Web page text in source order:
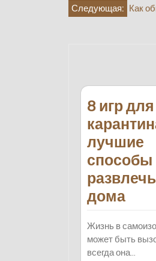
Следующая: Как
8 игр для
лучшие
способы
дома
Жизнь в
может быть
всегда она…